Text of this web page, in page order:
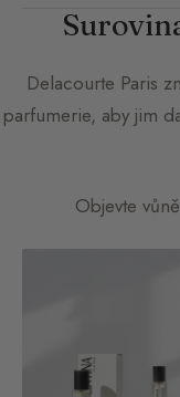
Delacourte Paris
parfumerie, aby jim
Objevte